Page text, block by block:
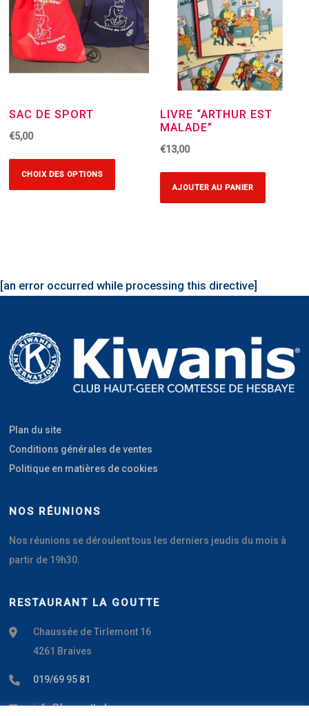
SAC DE SPORT
€5,00
CHOIX DES OPTIONS
Ce
peuvent
choisies
sur
page
LIVRE “ARTHUR EST
MALADE”
€13,00
AJOUTER AU PANIER
[an error occurred while processing this directive]
Plan du site
Conditions générales de ventes
Politique en matières de cookies
NOS RÉUNIONS
Nos réunions se déroulent tous les derniers jeudis du mois à
partir de 19h30.
RESTAURANT LA GOUTTE
Chaussée de Tirlemont 16
4261 Braives
019/69 95 81
info@la-goutte.be